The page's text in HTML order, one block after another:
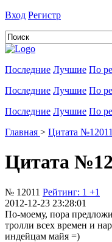
Вход Регистр
Последние Лучшие По
Последние Лучшие По
Последние Лучшие По
Главная > Цитата №12011
Цитата
№ 12011 Рейтинг: 1 +1
2012-12-23 23:28:01
По-моему, пора
тролли всех времен и
индейцам майя =)